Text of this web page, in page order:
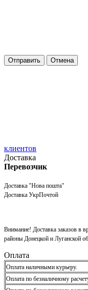
Отправить Отмена
клиентов
Доставка
Перевозчик
Доставка "Нова пошта"
Доставка УкрПочтой
Внимание! Доставка заказов в
районы Донецкой и Луганской
Оплата
Оплата наличными курьеру.
Оплата по безналичному